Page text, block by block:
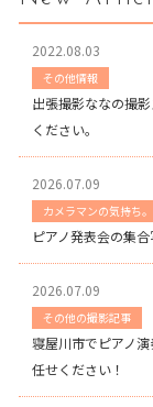
2022.08.03
その他情報
出張撮影ななの撮
ください。
2026.07.09
カメラマンの気持ち
ピアノ発表会の集
2026.07.09
その他の撮影記事
寝屋川市でピアノ
任せください！